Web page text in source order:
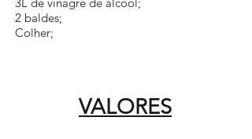
2 baldes;
Colher;
VALORES